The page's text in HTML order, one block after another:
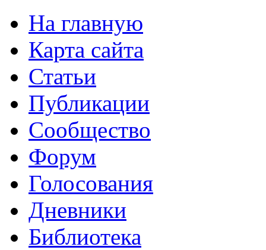
На главную
Карта сайта
Статьи
Публикации
Сообщество
Форум
Голосования
Дневники
Библиотека